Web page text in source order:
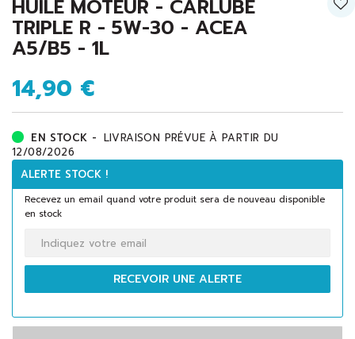
HUILE MOTEUR - CARLUBE
TRIPLE R - 5W-30 - ACEA
A5/B5 - 1L
14,90 €
EN STOCK - LIVRAISON PRÉVUE À PARTIR DU
12/08/2026
ALERTE STOCK !
Recevez un email quand votre produit sera de nouveau disponible
en stock
RECEVOIR UNE ALERTE